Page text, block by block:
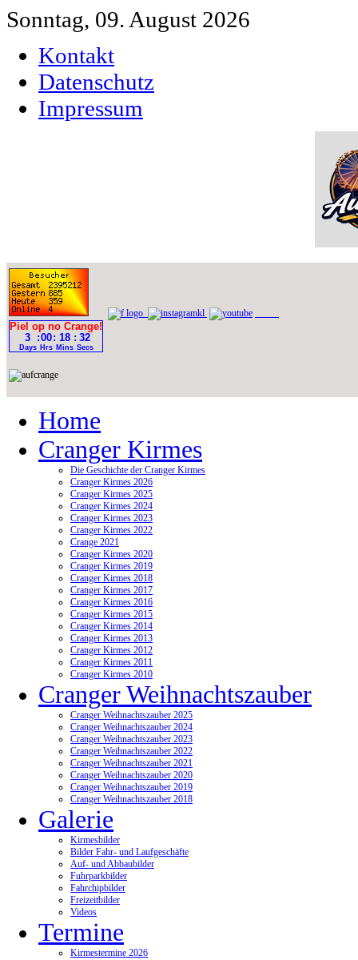
Sonntag, 09. August 2026
Kontakt
Datenschutz
Impressum
Home
Cranger Kirmes
Die Geschichte der Cranger Kirmes
Cranger Kirmes 2026
Cranger Kirmes 2025
Cranger Kirmes 2024
Cranger Kirmes 2023
Cranger Kirmes 2022
Crange 2021
Cranger Kirmes 2020
Cranger Kirmes 2019
Cranger Kirmes 2018
Cranger Kirmes 2017
Cranger Kirmes 2016
Cranger Kirmes 2015
Cranger Kirmes 2014
Cranger Kirmes 2013
Cranger Kirmes 2012
Cranger Kirmes 2011
Cranger Kirmes 2010
Cranger Weihnachtszauber
Cranger Weihnachtszauber 2025
Cranger Weihnachtszauber 2024
Cranger Weihnachtszauber 2023
Cranger Weihnachtszauber 2022
Cranger Weihnachtszauber 2021
Cranger Weihnachtszauber 2020
Cranger Weihnachtszauber 2019
Cranger Weihnachtszauber 2018
Galerie
Kirmesbilder
Bilder Fahr- und Laufgeschäfte
Auf- und Abbaubilder
Fuhrparkbilder
Fahrchipbilder
Freizeitbilder
Videos
Termine
Kirmestermine 2026